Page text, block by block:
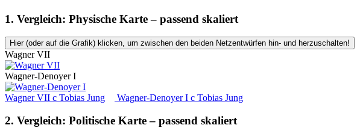
1. Vergleich: Physische Karte – passend skaliert
Hier (oder auf die Grafik) klicken, um zwischen den beiden Netzentwürfen hin- und herzuschalten!
Wagner VII
Wagner-Denoyer I
Wagner VII c Tobias Jung Wagner-Denoyer I c Tobias Jung
2. Vergleich: Politische Karte – passend skaliert